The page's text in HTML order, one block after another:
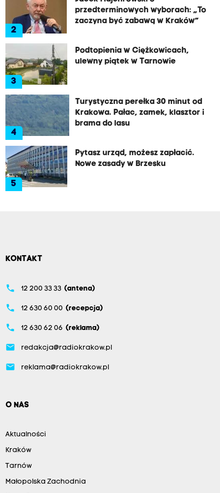
2
przedterminowych wyborach: „To
zaczyna być zabawą w Kraków”
3
Podtopienia w Ciężkowicach,
ulewny piątek w Tarnowie
4
Turystyczna perełka 30 minut od
Krakowa. Pałac, zamek, klasztor i
brama do lasu
5
Pytasz urząd, możesz zapłacić.
Nowe zasady w Brzesku
KONTAKT
phone 12 200 33 33 (antena)
phone 12 630 60 00 (recepcja)
phone 12 630 62 06 (reklama)
email redakcja@radiokrakow.pl
email reklama@radiokrakow.pl
O NAS
Aktualności
Kraków
Tarnów
Małopolska Zachodnia